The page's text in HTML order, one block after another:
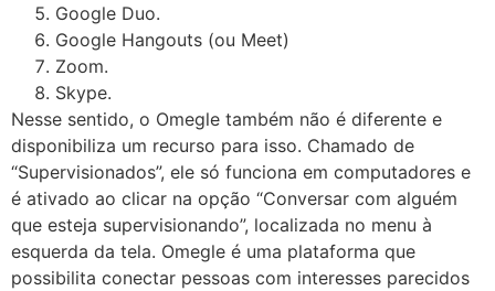
Google Duo.
Google Hangouts (ou Meet)
Zoom.
Skype.
Nesse sentido, o Omegle também não é diferente e
disponibiliza um recurso para isso. Chamado de
“Supervisionados”, ele só funciona em computadores e
é ativado ao clicar na opção “Conversar com alguém
que esteja supervisionando”, localizada no menu à
esquerda da tela. Omegle é uma plataforma que
possibilita conectar pessoas com interesses parecidos